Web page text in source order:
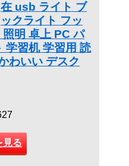
在 usb ライト ブ
ックライト フッ
照明 卓上 PC パ
学習机 学習用 読
わいい デスク
見る